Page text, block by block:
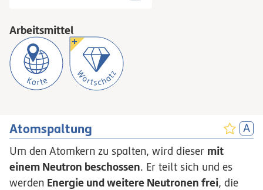
Arbeitsmittel
Atomspaltung
Um den Atomkern zu spalten, wird dieser mit
einem Neutron beschossen. Er teilt sich und es
werden Energie und weitere Neutronen frei, die